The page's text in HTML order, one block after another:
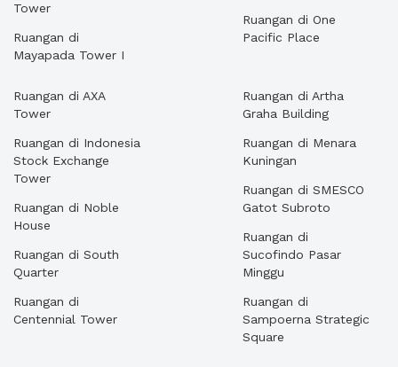
Tower
Ruangan di
Mayapada Tower I
Ruangan di One
Pacific Place
Ruangan di AXA
Tower
Ruangan di Indonesia
Stock Exchange
Tower
Ruangan di Noble
House
Ruangan di South
Quarter
Ruangan di
Centennial Tower
Ruangan di Artha
Graha Building
Ruangan di Menara
Kuningan
Ruangan di SMESCO
Gatot Subroto
Ruangan di
Sucofindo Pasar
Minggu
Ruangan di
Sampoerna Strategic
Square